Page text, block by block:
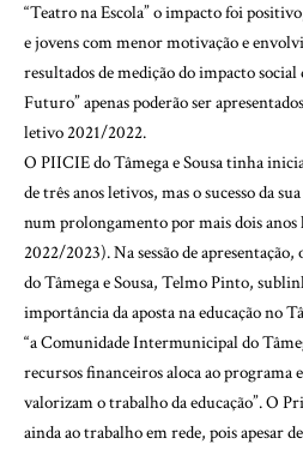
“Teatro na Escola” o impacto foi
e jovens com menor motivação e
resultados de medição do impacto social
Futuro” apenas poderão ser
letivo 2021/2022.
O PIICIE do Tâmega e Sousa tinha
de três anos letivos, mas o sucesso da
num prolongamento por mais dois
2022/2023). Na sessão de
do Tâmega e Sousa, Telmo Pinto,
importância da aposta na educação no
“a Comunidade Intermunicipal do
recursos financeiros aloca ao programa
valorizam o trabalho da educação”. O
ainda ao trabalho em rede, pois apesar